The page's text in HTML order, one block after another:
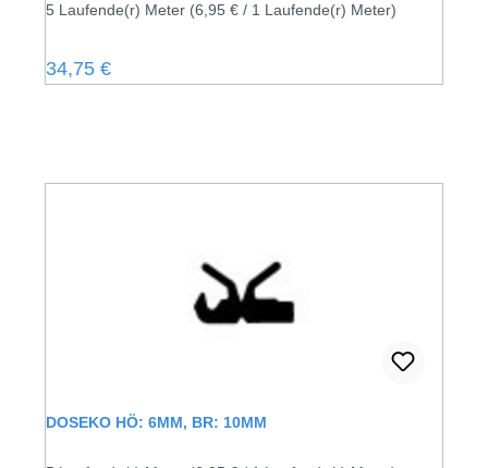
5 Laufende(r) Meter (6,95 € / 1 Laufende(r) Meter)
Regulärer Preis:
34,75 €
DOSEKO HÖ: 6MM, BR: 10MM